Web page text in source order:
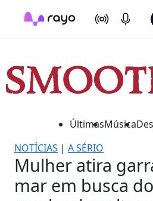
On Air
ÚltimasMúsica
NOTÍCIAS | A SÉRIO
Mulher atira
mar em busca